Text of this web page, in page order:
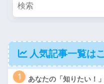
人気記事一覧は
1 あなたの「知りたい！